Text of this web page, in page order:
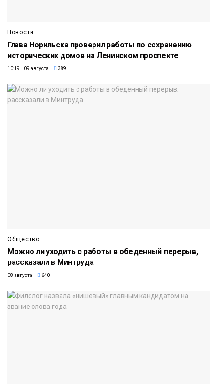
Новости
Глава Норильска проверил работы по сохранению
исторических домов на Ленинском проспекте
10:19 09 августа 389
Общество
Можно ли уходить с работы в обеденный перерыв,
рассказали в Минтруда
08 августа 640